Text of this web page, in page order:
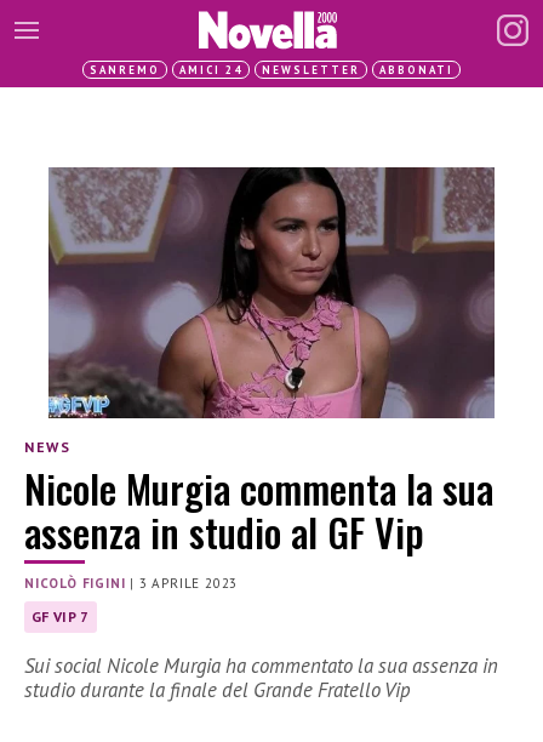
SANREMO AMICI 24 NEWSLETTER ABBONATI
NEWS
Nicole Murgia commenta la sua
assenza in studio al GF Vip
NICOLÒ FIGINI | 3 APRILE 2023
GF VIP 7
Sui social Nicole Murgia ha commentato la sua assenza in
studio durante la finale del Grande Fratello Vip